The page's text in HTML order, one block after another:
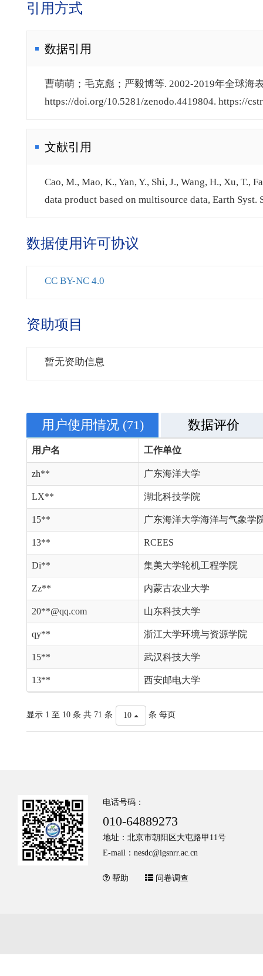
引用方式
数据引用
曹萌萌；毛克彪；严毅博等. 2002-2019年全球海
https://doi.org/10.5281/zenodo.4419804. https://
文献引用
Cao, M., Mao, K., Yan, Y., Shi, J., Wang, H., Xu, T.,
data product based on multisource data, Earth
数据使用许可协议
CC BY-NC 4.0
资助项目
暂无资助信息
用户使用情况 (71) 数据评价
用户名 工作单位
zh** 广东海洋大学
LX** 湖北科技学院
15** 广东海洋大学海洋与气象学
13** RCEES
Di** 集美大学轮机工程学院
Zz** 内蒙古农业大学
20**@qq.com 山东科技大学
qy** 浙江大学环境与资源学院
15** 武汉科技大学
13** 西安邮电大学
显示 1 至 10 条 共 71 条 10 条 每页
电话号码：
010-64889273
地址：北京市朝阳区大屯路甲11号
E-mail：nesdc@igsnrr.ac.cn
帮助 问卷调查